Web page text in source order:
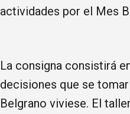
actividades por el Mes
La consigna consistirá
decisiones que se
Belgrano viviese. El